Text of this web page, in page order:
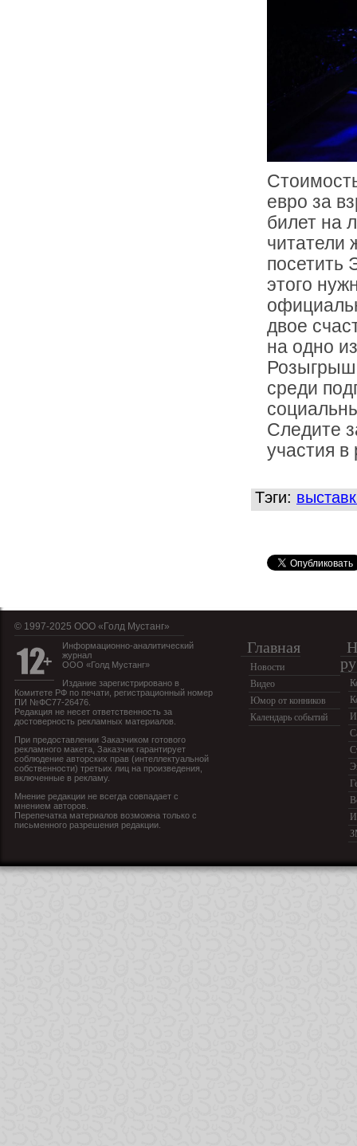
евро за
билет на
читатели
посетить
этого
двое
на одно
Розыгрыш
среди
Следите
участия
Тэги:
© 1997-2025 OOO «Голд Мустанг»
Информационно-аналитический
журнал
ООО «Голд Мустанг»
Издание зарегистрировано в
Комитете РФ по печати, регистрационный номер
ПИ №ФС77-26476.
Редакция не несет ответственность за
достоверность рекламных материалов.
При предоставлении Заказчиком готового
рекламного макета, Заказчик гарантирует
соблюдение авторских прав (интеллектуальной
собственности) третьих лиц на произведения,
включенные в рекламу.
Мнение редакции не всегда совпадает с
мнением авторов.
Перепечатка материалов возможна только с
письменного разрешения редакции.
Главная
Новости
Видео
Юмор от конников
Календарь событий